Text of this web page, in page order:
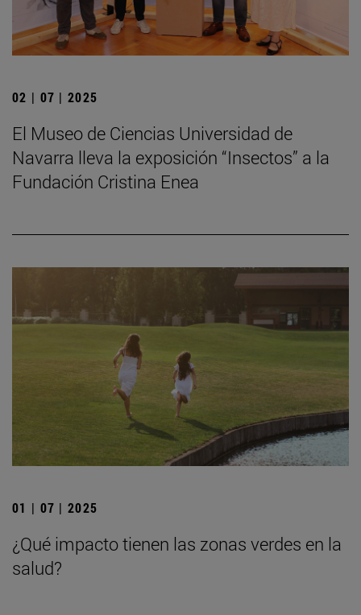
02 | 07 | 2025
El Museo de Ciencias Universidad de
Navarra lleva la exposición “Insectos” a la
Fundación Cristina Enea
01 | 07 | 2025
¿Qué impacto tienen las zonas verdes en la
salud?